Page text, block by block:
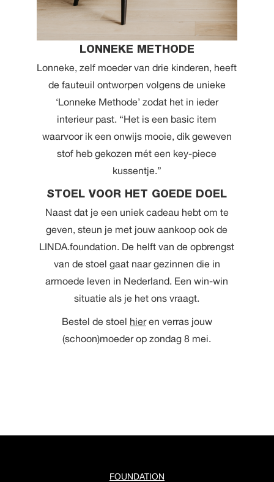
LONNEKE METHODE
Lonneke, zelf moeder van drie kinderen, heeft
de fauteuil ontworpen volgens de unieke
‘Lonneke Methode’ zodat het in ieder
interieur past. “Het is een basic item
waarvoor ik een onwijs mooie, dik geweven
stof heb gekozen mét een key-piece
kussentje.”
STOEL VOOR HET GOEDE DOEL
Naast dat je een uniek cadeau hebt om te
geven, steun je met jouw aankoop ook de
LINDA.foundation. De helft van de opbrengst
van de stoel gaat naar gezinnen die in
armoede leven in Nederland. Een win-win
situatie als je het ons vraagt.
Bestel de stoel hieren verras jouw
(schoon)moeder op zondag 8 mei.
FOUNDATION